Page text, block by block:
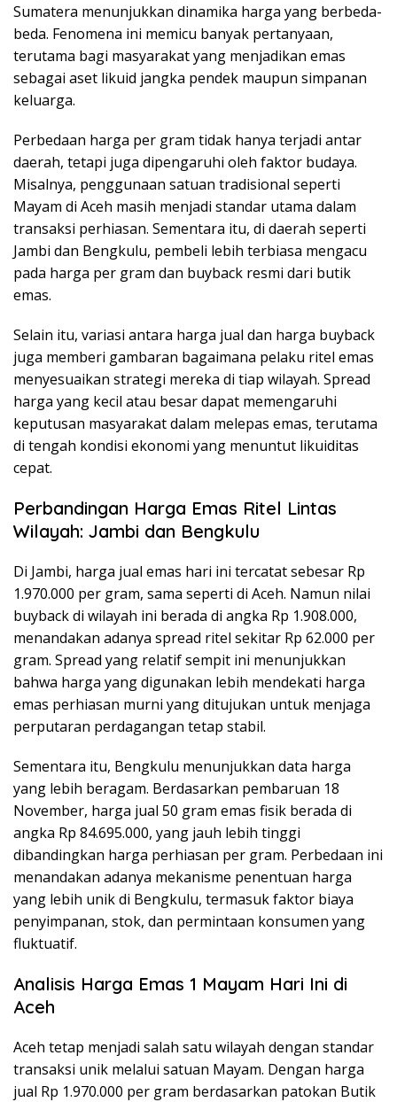
Sumatera menunjukkan dinamika harga yang berbeda-
beda. Fenomena ini memicu banyak pertanyaan,
terutama bagi masyarakat yang menjadikan emas
sebagai aset likuid jangka pendek maupun simpanan
keluarga.
Perbedaan harga per gram tidak hanya terjadi antar
daerah, tetapi juga dipengaruhi oleh faktor budaya.
Misalnya, penggunaan satuan tradisional seperti
Mayam di Aceh masih menjadi standar utama dalam
transaksi perhiasan. Sementara itu, di daerah seperti
Jambi dan Bengkulu, pembeli lebih terbiasa mengacu
pada harga per gram dan buyback resmi dari butik
emas.
Selain itu, variasi antara harga jual dan harga buyback
juga memberi gambaran bagaimana pelaku ritel emas
menyesuaikan strategi mereka di tiap wilayah. Spread
harga yang kecil atau besar dapat memengaruhi
keputusan masyarakat dalam melepas emas, terutama
di tengah kondisi ekonomi yang menuntut likuiditas
cepat.
Perbandingan Harga Emas Ritel Lintas
Wilayah: Jambi dan Bengkulu
Di Jambi, harga jual emas hari ini tercatat sebesar Rp
1.970.000 per gram, sama seperti di Aceh. Namun nilai
buyback di wilayah ini berada di angka Rp 1.908.000,
menandakan adanya spread ritel sekitar Rp 62.000 per
gram. Spread yang relatif sempit ini menunjukkan
bahwa harga yang digunakan lebih mendekati harga
emas perhiasan murni yang ditujukan untuk menjaga
perputaran perdagangan tetap stabil.
Sementara itu, Bengkulu menunjukkan data harga
yang lebih beragam. Berdasarkan pembaruan 18
November, harga jual 50 gram emas fisik berada di
angka Rp 84.695.000, yang jauh lebih tinggi
dibandingkan harga perhiasan per gram. Perbedaan ini
menandakan adanya mekanisme penentuan harga
yang lebih unik di Bengkulu, termasuk faktor biaya
penyimpanan, stok, dan permintaan konsumen yang
fluktuatif.
Analisis Harga Emas 1 Mayam Hari Ini di
Aceh
Aceh tetap menjadi salah satu wilayah dengan standar
transaksi unik melalui satuan Mayam. Dengan harga
jual Rp 1.970.000 per gram berdasarkan patokan Butik